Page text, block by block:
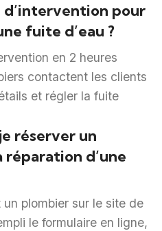
d’intervention pour
fuite d’eau ?
en 2 heures
contactent les clients
et régler la fuite
réserver un
d’une
plombier sur le site de
le formulaire en ligne,